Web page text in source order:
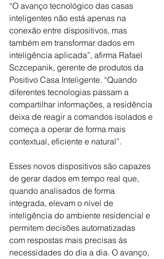
“O avanço tecnológico das casas
inteligentes não está apenas na
conexão entre dispositivos, mas
também em transformar dados em
inteligência aplicada”, afirma Rafael
Sczcepanik, gerente de produtos da
Positivo Casa Inteligente. “Quando
diferentes tecnologias passam a
compartilhar informações, a residência
deixa de reagir a comandos isolados e
começa a operar de forma mais
contextual, eficiente e natural”.
Esses novos dispositivos são capazes
de gerar dados em tempo real que,
quando analisados de forma
integrada, elevam o nível de
inteligência do ambiente residencial e
permitem decisões automatizadas
com respostas mais precisas às
necessidades do dia a dia. O avanço,